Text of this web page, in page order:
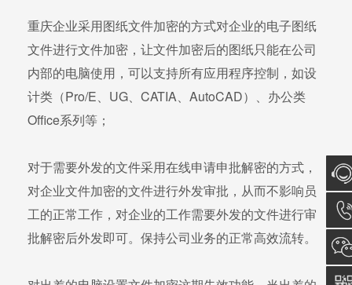
重庆企业采用图纸文件加密的方式对企业的电子图纸
文件进行文件加密，让文件加密后的图纸只能在公司
内部的电脑使用，可以支持所有应用程序控制，如设
计类（Pro/E、UG、CATIA、AutoCAD）、办公类
Office系列等；
对于需要外发的文件采用在线申请申批解密的方式，
对企业文件加密的文件进行外发审批，从而不影响员
工的正常工作，对企业的工作需要外发的文件进行审
批解密后外发即可。保持公司业务的正常高效流转。
在
询